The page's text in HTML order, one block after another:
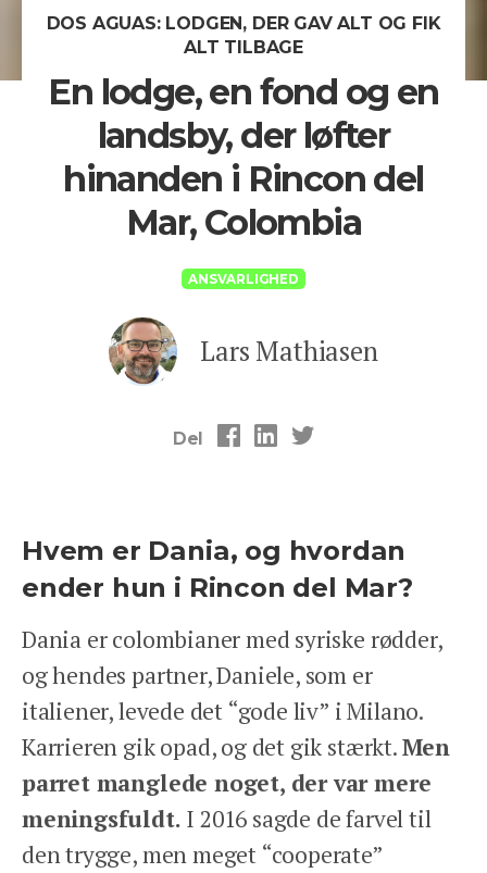
DOS AGUAS: LODGEN, DER GAV ALT OG FIK
ALT TILBAGE
En lodge, en fond og en
landsby, der løfter
hinanden i Rincon del
Mar, Colombia
ANSVARLIGHED
Lars Mathiasen
Del
Hvem er Dania, og hvordan
ender hun i Rincon del Mar?
Dania er colombianer med syriske rødder,
og hendes partner, Daniele, som er
italiener, levede det “gode liv” i Milano.
Karrieren gik opad, og det gik stærkt.Men
parret manglede noget, der var mere
meningsfuldt. I 2016 sagde de farvel til
den trygge, men meget “cooperate”